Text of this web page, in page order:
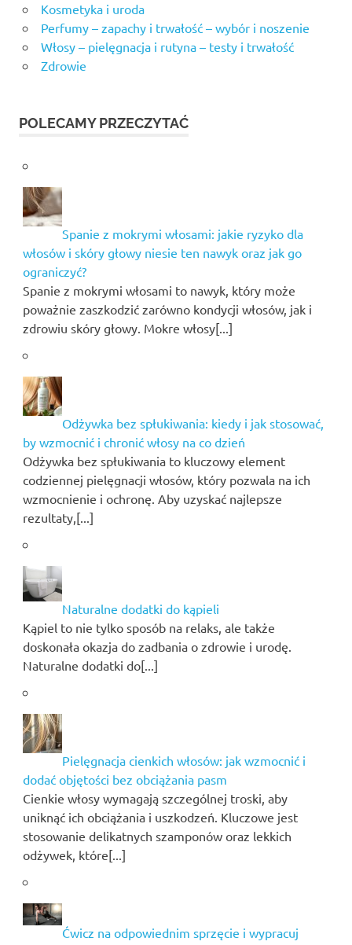
Kosmetyka i uroda
Perfumy – zapachy i trwałość – wybór i noszenie
Włosy – pielęgnacja i rutyna – testy i trwałość
Zdrowie
POLECAMY PRZECZYTAĆ
Spanie z mokrymi włosami: jakie ryzyko dla
włosów i skóry głowy niesie ten nawyk oraz jak go
ograniczyć?
Spanie z mokrymi włosami to nawyk, który może
poważnie zaszkodzić zarówno kondycji włosów, jak i
zdrowiu skóry głowy. Mokre włosy[...]
Odżywka bez spłukiwania: kiedy i jak stosować,
by wzmocnić i chronić włosy na co dzień
Odżywka bez spłukiwania to kluczowy element
codziennej pielęgnacji włosów, który pozwala na ich
wzmocnienie i ochronę. Aby uzyskać najlepsze
rezultaty,[...]
Naturalne dodatki do kąpieli
Kąpiel to nie tylko sposób na relaks, ale także
doskonała okazja do zadbania o zdrowie i urodę.
Naturalne dodatki do[...]
Pielęgnacja cienkich włosów: jak wzmocnić i
dodać objętości bez obciążania pasm
Cienkie włosy wymagają szczególnej troski, aby
uniknąć ich obciążania i uszkodzeń. Kluczowe jest
stosowanie delikatnych szamponów oraz lekkich
odżywek, które[...]
Ćwicz na odpowiednim sprzęcie i wypracuj